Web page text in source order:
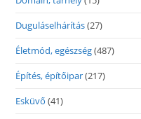
Duguláselhárítás(27)
Életmód, egészség(487)
Építés, építőipar(217)
Esküvő (41)